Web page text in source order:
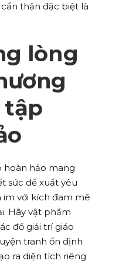
thận đặc biệt là
lòng
tập
hoàn hảo mang
sức đề xuất yêu
với kích đam mê
Hãy vật phẩm
đồ giải trí giáo
tranh ổn định
ra diện tích riêng